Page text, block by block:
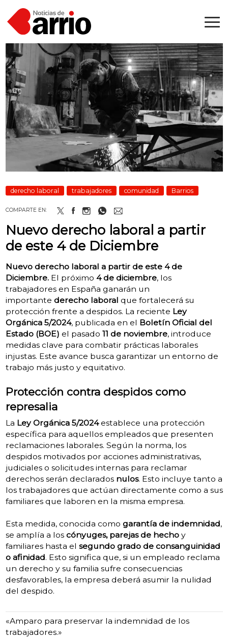
derecho laboral trabajadores comunidad Barrios
COMPARTE EN:
Nuevo derecho laboral a partir
de este 4 de Diciembre
Nuevo derecho laboral a partir de este 4 de
Diciembre.El próximo 4 de diciembre, los
trabajadores en España ganarán un
importante derecho laboral que fortalecerá su
protección frente a despidos. La reciente Ley
Orgánica 5/2024, publicada en el Boletín Oficial del
Estado (BOE) el pasado 11 de noviembre, introduce
medidas clave para combatir prácticas laborales
injustas. Este avance busca garantizar un entorno de
trabajo más justo y equitativo.
Protección contra despidos como
represalia
La Ley Orgánica 5/2024establece una protección
específica para aquellos empleados que presenten
reclamaciones laborales. Según la norma, los
despidos motivados por acciones administrativas,
judiciales o solicitudes internas para reclamar
derechos serán declarados nulos. Esto incluye tanto a
los trabajadores que actúan directamente como a sus
familiares que laboren en la misma empresa.
Esta medida, conocida como garantía de indemnidad,
se amplía a los cónyuges, parejas de hechoy
familiares hasta el segundo grado de consanguinidad
o afinidad. Esto significa que, si un empleado reclama
un derecho y su familia sufre consecuencias
desfavorables, la empresa deberá asumir la nulidad
del despido.
«Amparo para preservar la indemnidad de los
trabajadores.»